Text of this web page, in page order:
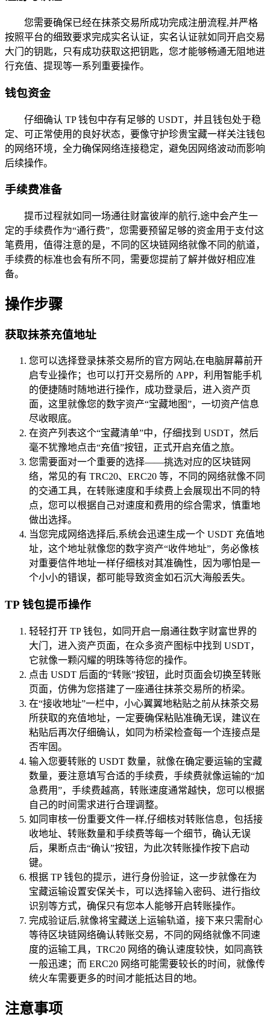
您需要确保已经在抹茶交易所成功完成注册流程,并严格
按照平台的细致要求完成实名认证，实名认证就如同开启交易
大门的钥匙，只有成功获取这把钥匙，您才能够畅通无阻地进
行充值、提现等一系列重要操作。
钱包资金
仔细确认 TP 钱包中存有足够的 USDT，并且钱包处于稳
定、可正常使用的良好状态，要像守护珍贵宝藏一样关注钱包
的网络环境，全力确保网络连接稳定，避免因网络波动而影响
后续操作。
手续费准备
提币过程就如同一场通往财富彼岸的航行,途中会产生一
定的手续费作为“通行费”，您需要预留足够的资金用于支付这
笔费用，值得注意的是，不同的区块链网络就像不同的航道，
手续费的标准也会有所不同，需要您提前了解并做好相应准
备。
操作步骤
获取抹茶充值地址
您可以选择登录抹茶交易所的官方网站,在电脑屏幕前开
启专业操作；也可以打开交易所的 APP，利用智能手机
的便捷随时随地进行操作，成功登录后，进入资产页
面，这里就像您的数字资产“宝藏地图”，一切资产信息
尽收眼底。
在资产列表这个“宝藏清单”中，仔细找到 USDT，然后
毫不犹豫地点击“充值”按钮，正式开启充值之旅。
您需要面对一个重要的选择——挑选对应的区块链网
络，常见的有 TRC20、ERC20 等，不同的网络就像不同
的交通工具，在转账速度和手续费上会展现出不同的特
点，您可以根据自己对速度和费用的综合需求，慎重地
做出选择。
当您完成网络选择后,系统会迅速生成一个 USDT 充值地
址，这个地址就像您的数字资产“收件地址”，务必像核
对重要信件地址一样仔细核对其准确性，因为哪怕是一
个小小的错误，都可能导致资金如石沉大海般丢失。
TP 钱包提币操作
轻轻打开 TP 钱包，如同开启一扇通往数字财富世界的
大门，进入资产页面，在众多资产图标中找到 USDT，
它就像一颗闪耀的明珠等待您的操作。
点击 USDT 后面的“转账”按钮，此时页面会切换至转账
页面，仿佛为您搭建了一座通往抹茶交易所的桥梁。
在“接收地址”一栏中，小心翼翼地粘贴之前从抹茶交易
所获取的充值地址，一定要确保粘贴准确无误，建议在
粘贴后再次仔细确认，如同为桥梁检查每一个连接点是
否牢固。
输入您要转账的 USDT 数量，就像在确定要运输的宝藏
数量，要注意填写合适的手续费，手续费就像运输的“加
急费用”，手续费越高，转账速度通常越快，您可以根据
自己的时间需求进行合理调整。
如同审核一份重要文件一样,仔细核对转账信息，包括接
收地址、转账数量和手续费等每一个细节，确认无误
后，果断点击“确认”按钮，为此次转账操作按下启动
键。
根据 TP 钱包的提示，进行身份验证，这一步就像在为
宝藏运输设置安保关卡，可以选择输入密码、进行指纹
识别等方式，确保只有您本人能够开启转账操作。
完成验证后,就像将宝藏送上运输轨道，接下来只需耐心
等待区块链网络确认转账交易，不同的网络就像不同速
度的运输工具，TRC20 网络的确认速度较快，如同高铁
一般迅速；而 ERC20 网络可能需要较长的时间，就像传
统火车需要更多的时间才能抵达目的地。
注意事项